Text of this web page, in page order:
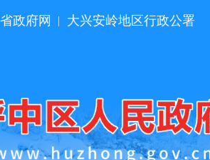
政府网 | 大兴安岭地区行政公署